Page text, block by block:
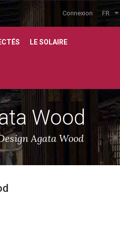
FR
Connexion
LE SOLAIRE
Wood
Agata Wood